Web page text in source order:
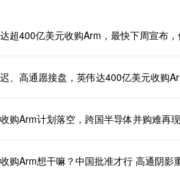
超400亿美元收购Arm，最快下周宣布
、高通愿接盘，英伟达400亿美元收购
购Arm计划落空，跨国半导体并购难再
购Arm想干嘛？中国批准才行 高通阴影